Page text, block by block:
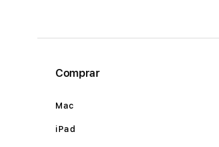
Comprar
Mac
iPad